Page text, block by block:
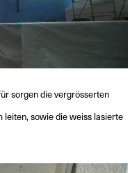
sorgen die vergrösserten
leiten, sowie die weiss lasierte